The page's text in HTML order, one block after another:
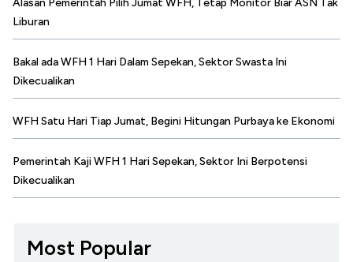
Alasan Pemerintah Pilih Jumat WFH, Tetap Monitor Biar ASN Tak
Liburan
Bakal ada WFH 1 Hari Dalam Sepekan, Sektor Swasta Ini
Dikecualikan
WFH Satu Hari Tiap Jumat, Begini Hitungan Purbaya ke Ekonomi
Pemerintah Kaji WFH 1 Hari Sepekan, Sektor Ini Berpotensi
Dikecualikan
Most Popular